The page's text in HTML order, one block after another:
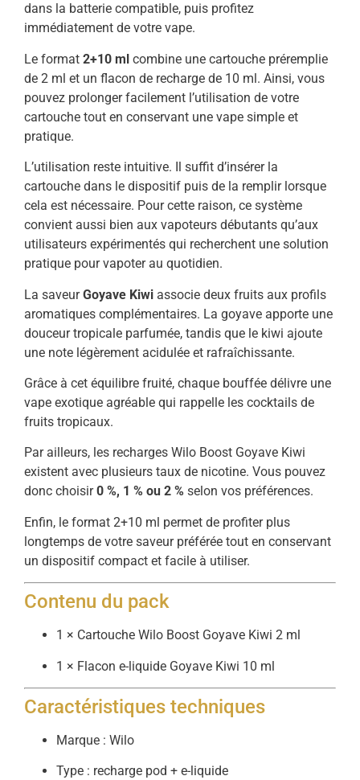
dans la batterie compatible, puis profitez
immédiatement de votre vape.
Le format 2+10 ml combine une cartouche préremplie
de 2 ml et un flacon de recharge de 10 ml. Ainsi, vous
pouvez prolonger facilement l’utilisation de votre
cartouche tout en conservant une vape simple et
pratique.
L’utilisation reste intuitive. Il suffit d’insérer la
cartouche dans le dispositif puis de la remplir lorsque
cela est nécessaire. Pour cette raison, ce système
convient aussi bien aux vapoteurs débutants qu’aux
utilisateurs expérimentés qui recherchent une solution
pratique pour vapoter au quotidien.
La saveurGoyave Kiwi associe deux fruits aux profils
aromatiques complémentaires. La goyave apporte une
douceur tropicale parfumée, tandis que le kiwi ajoute
une note légèrement acidulée et rafraîchissante.
Grâce à cet équilibre fruité, chaque bouffée délivre une
vape exotique agréable qui rappelle les cocktails de
fruits tropicaux.
Par ailleurs, les recharges Wilo Boost Goyave Kiwi
existent avec plusieurs taux de nicotine. Vous pouvez
donc choisir0 %, 1 % ou 2 % selon vos préférences.
Enfin, le format 2+10 ml permet de profiter plus
longtemps de votre saveur préférée tout en conservant
un dispositif compact et facile à utiliser.
Contenu du pack
1 × Cartouche Wilo Boost Goyave Kiwi 2 ml
1 × Flacon e-liquide Goyave Kiwi 10 ml
Caractéristiques techniques
Marque : Wilo
Type : recharge pod + e-liquide